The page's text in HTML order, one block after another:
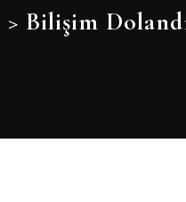
> Bilişim